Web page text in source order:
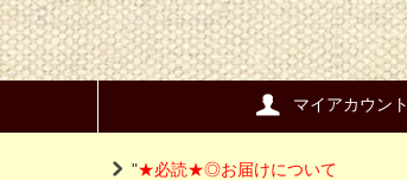
マイアカウント
"★必読★◎お届けについて